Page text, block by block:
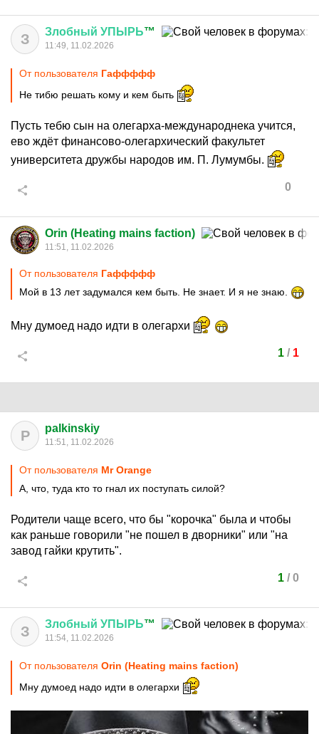
З Злобный УПЫРЬ™
11:49, 11.02.2026
От пользователя Гаффффф
Не тибю решать кому и кем быть
Пусть тебю сын на олегарха-международнека учится,
ево ждёт финансово-олегархический факультет
университета дружбы народов им. П. Лумумбы.
0
Orin (Heating mains faction)
11:51, 11.02.2026
От пользователя Гаффффф
Мой в 13 лет задумался кем быть. Не знает. И я не знаю.
Мну думоед надо идти в олегархи
1/ 1
P palkinskiy
11:51, 11.02.2026
От пользователя Мr Orange
А, что, туда кто то гнал их поступать силой?
Родители чаще всего, что бы "корочка" была и чтобы
как раньше говорили "не пошел в дворники" или "на
завод гайки крутить".
1/ 0
З Злобный УПЫРЬ™
11:54, 11.02.2026
От пользователя Orin (Heating mains faction)
Мну думоед надо идти в олегархи